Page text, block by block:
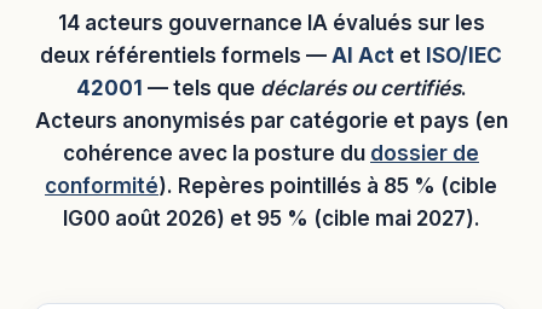
14 acteurs gouvernance IA évalués sur les
deux référentiels formels — AI Act et ISO/IEC
42001 — tels que déclarés ou certifiés.
Acteurs anonymisés par catégorie et pays (en
cohérence avec la posture du dossier de
conformité). Repères pointillés à 85 % (cible
IG00 août 2026) et 95 % (cible mai 2027).